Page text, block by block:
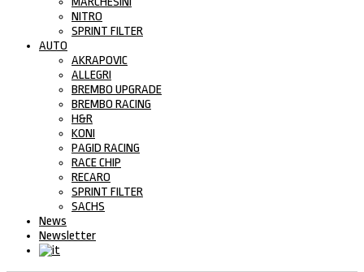
NITRO
SPRINT FILTER
AUTO
AKRAPOVIC
ALLEGRI
BREMBO UPGRADE
BREMBO RACING
H&R
KONI
PAGID RACING
RACE CHIP
RECARO
SPRINT FILTER
SACHS
News
Newsletter